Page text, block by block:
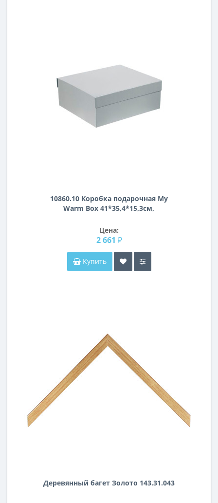
10860.10 Коробка подарочная My
Warm Box 41*35,4*15,3см,
Цена:
2 661 ₽
Купить
Деревянный багет Золото 143.31.043